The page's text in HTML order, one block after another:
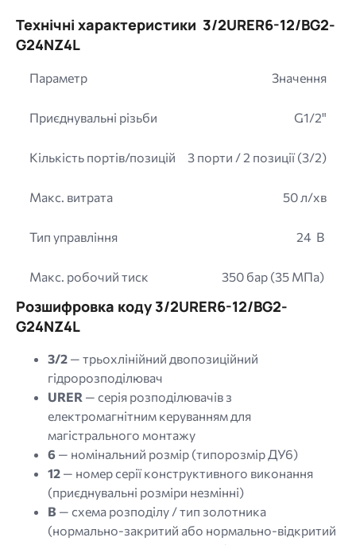
Технічні характеристики 3/2URER6-12/BG2-
G24NZ4L
Параметр Значення
Приєднувальні різьби G1/2"
Кількість портів/позицій 3 порти / 2 позиції (3/2)
Макс. витрата 50 л/хв
Тип управління 24 В
Макс. робочий тиск 350 бар (35 МПа)
Розшифровка коду 3/2URER6-12/BG2-
G24NZ4L
3/2 — трьохлінійний двопозиційний
гідророзподілювач
URER — серія розподілювачів з
електромагнітним керуванням для
магістрального монтажу
6 — номінальний розмір (типорозмір ДУ6)
12 — номер серії конструктивного виконання
(приєднувальні розміри незмінні)
B — схема розподілу / тип золотника
(нормально-закритий або нормально-відкритий